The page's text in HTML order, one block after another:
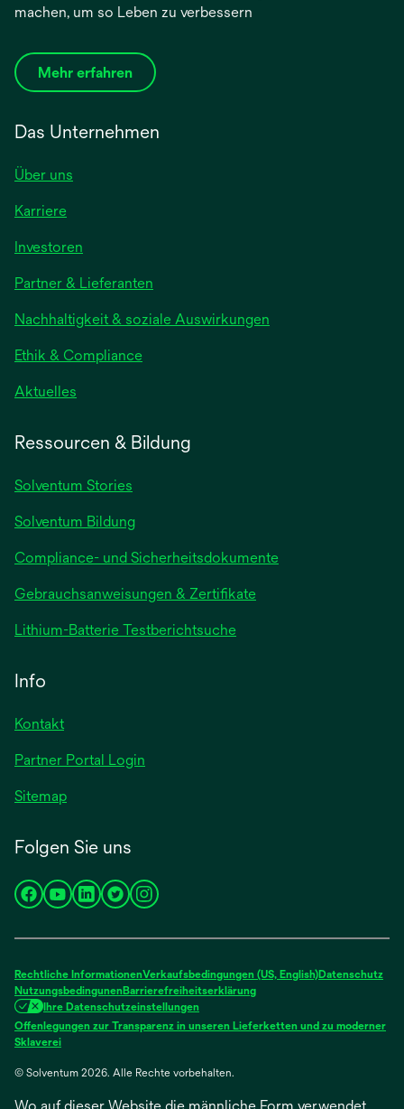
machen, um so Leben zu verbessern
Mehr erfahren
Das Unternehmen
Über uns
Karriere
Investoren
einer
neuen
Registerkarte
geöffnet
Partner & Lieferanten
Nachhaltigkeit & soziale Auswirkungen
Ethik & Compliance
Aktuelles
Registerkarte
Ressourcen & Bildung
Solventum Stories
Solventum Bildung
Compliance- und Sicherheitsdokumente
Gebrauchsanweisungen & Zertifikatewird
Lithium-Batterie Testberichtsuchewird
Info
Kontakt
Partner Portal Login
Sitemap
Folgen Sie uns
wird
neuen
Registerkarte
geöffnet
wird
neuen
Registerkarte
geöffnet
wird
neuen
Registerkarte
geöffnet
wird
neuen
Registerkarte
geöffnet
wird
neuen
Registerkarte
geöffnet
Rechtliche InformationenVerkaufsbedingungen (US, English)Datenschutz
NutzungsbedingunenBarrierefreiheitserklärung
Ihre Datenschutzeinstellungen
Offenlegungen zur Transparenz in unseren Lieferketten und zu moderner
Sklavereiwird
einer
Registerkarte
© Solventum 2026. Alle Rechte vorbehalten.